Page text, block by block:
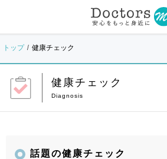
トップ 健康チェック
健康チェック
話題の健康チェック